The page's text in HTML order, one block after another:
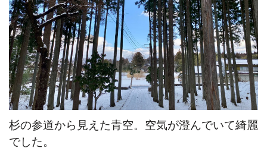
杉の参道から見えた青空。空気が澄んでいて綺麗
でした。